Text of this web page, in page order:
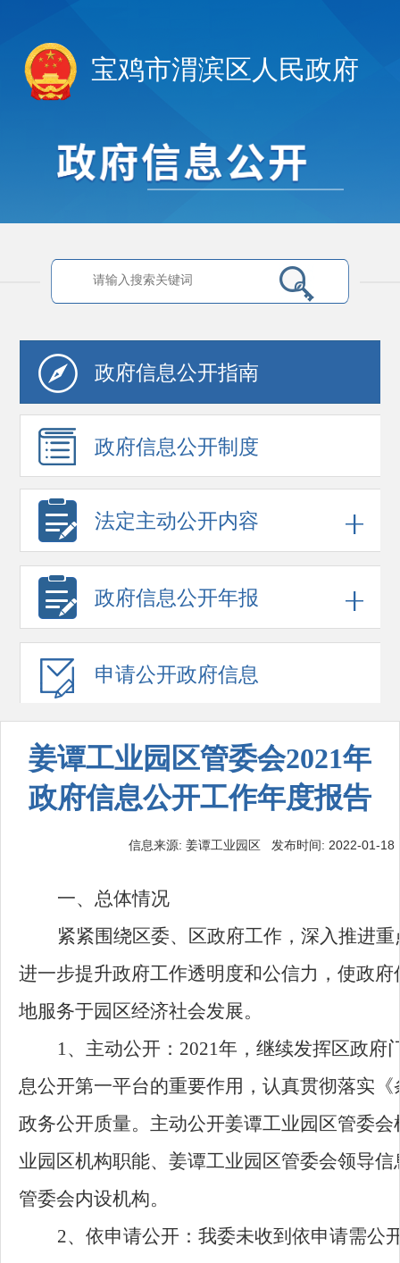
宝鸡市渭滨区人民政府
政府信息公开指南
政府信息公开制度
法定主动公开内容
政府信息公开年报
申请公开政府信息
姜谭工业园区管委会2021年
政府信息公开工作年度报告
信息来源: 姜谭工业园区 发布时间: 2022-01-18
一、总体情况
紧紧围绕区委、区政府工作，深入推进
进一步提升政府工作透明度和公信力，使政
地服务于园区经济社会发展。
1、 主动公开 ： 2021年，继续发挥区政府
息公开第一平台的重要作用，认真贯彻落实
政务公开质量。主动公开姜谭工业园区管委
业园区机构职能、姜谭工业园区管委会领导
管委会内设机构。
2、 依申请公开： 我委未收到依申请需公